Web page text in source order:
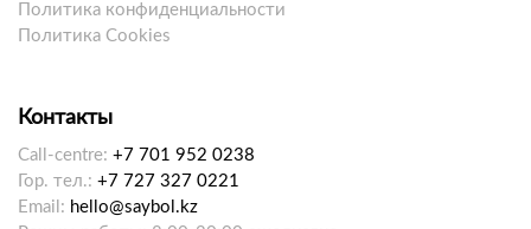
Политика конфиденциальности
Политика Cookies
Контакты
Call-centre: +7 701 952 0238
Гор. тел.: +7 727 327 0221
Email: hello@saybol.kz